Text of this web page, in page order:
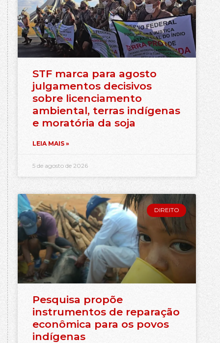
STF marca para agosto
julgamentos decisivos
sobre licenciamento
ambiental, terras indígenas
e moratória da soja
LEIA MAIS »
5 de agosto de 2026
DIREITO
Pesquisa propõe
instrumentos de reparação
econômica para os povos
indígenas